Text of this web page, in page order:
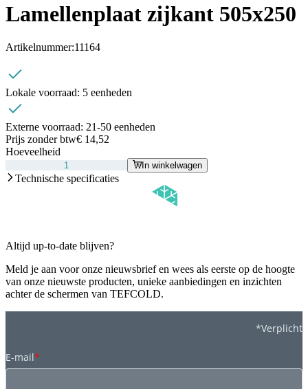
Lamellenplaat zijkant 505x250
Artikelnummer:11164
Lokale voorraad: 5 eenheden
Externe voorraad: 21-50 eenheden
Prijs zonder btw€ 14,52
Hoeveelheid
In winkelwagen
Technische specificaties
Altijd up-to-date blijven?
Meld je aan voor onze nieuwsbrief en wees als eerste op de hoogte
van onze nieuwste producten, unieke aanbiedingen en inzichten
achter de schermen van TEFCOLD.
*Verplicht
E-mail*